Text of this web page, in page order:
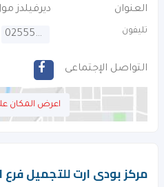
العنوان ديرفيلدز
تليفون 025555143
التواصل الإجتماعى
اعرض المكان
مركز بودى ارت للتجميل فرع